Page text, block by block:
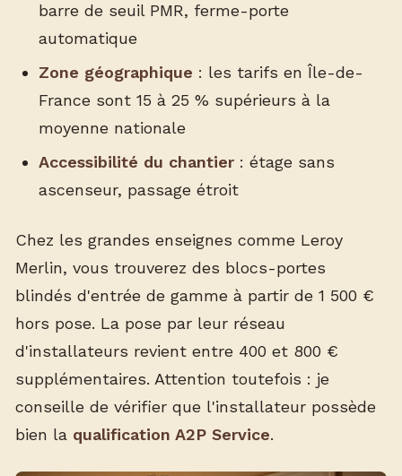
barre de seuil PMR, ferme-porte
automatique
Zone géographique : les tarifs en Île-de-
France sont 15 à 25 % supérieurs à la
moyenne nationale
Accessibilité du chantier: étage sans
ascenseur, passage étroit
Chez les grandes enseignes comme Leroy
Merlin, vous trouverez des blocs-portes
blindés d'entrée de gamme à partir de 1 500 €
hors pose. La pose par leur réseau
d'installateurs revient entre 400 et 800 €
supplémentaires. Attention toutefois : je
conseille de vérifier que l'installateur possède
bien la qualification A2P Service.